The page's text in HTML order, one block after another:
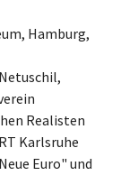
Hamburg,
Realisten
Karlsruhe
Euro" und